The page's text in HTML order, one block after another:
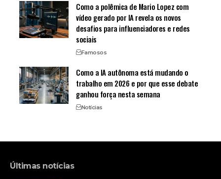
Como a polêmica de Mario Lopez com
vídeo gerado por IA revela os novos
desafios para influenciadores e redes
sociais
Famosos
Como a IA autônoma está mudando o
trabalho em 2026 e por que esse debate
ganhou força nesta semana
Notícias
Últimas notícias